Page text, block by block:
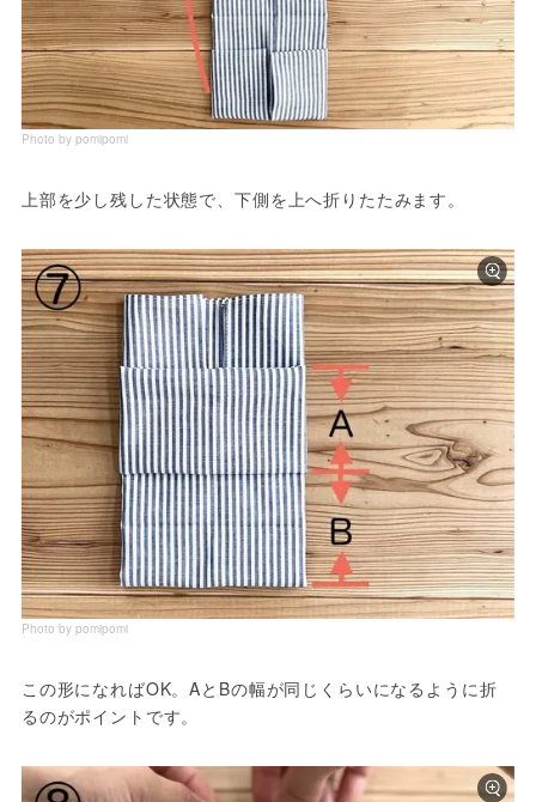
Photo by pomipomi
上部を少し残した状態で、下側を上へ折りたたみます。
Photo by pomipomi
この形になればOK。AとBの幅が同じくらいになるように折
るのがポイントです。